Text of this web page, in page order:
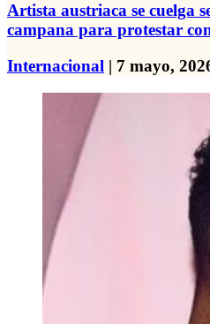
Artista austriaca se cuelga
campana para protestar
Internacional | 7 mayo,